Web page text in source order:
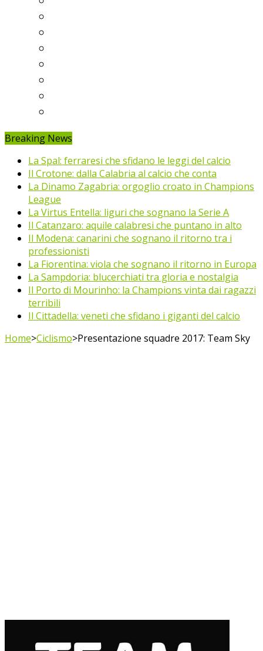
Breaking News
La Spal: ferraresi che sfidano le leggi del calcio
Il Crotone: dalla Calabria al calcio che conta
La Dinamo Zagabria: orgoglio croato in Champions
League
La Virtus Entella: liguri che sognano la Serie A
Il Catanzaro: aquile calabresi che puntano in alto
Il Modena: canarini che sognano il ritorno tra i
professionisti
La Fiorentina: viola che sognano il ritorno in Europa
La Sampdoria: blucerchiati tra gloria e nostalgia
Il Porto di Mourinho: la Champions vinta dai ragazzi
terribili
Il Cittadella: veneti che sfidano i giganti del calcio
Home>Ciclismo>Presentazione squadre 2017: Team Sky